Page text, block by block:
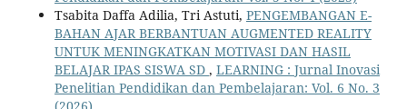
Tsabita Daffa Adilia, Tri Astuti, PENGEMBANGAN E-
BAHAN AJAR BERBANTUAN AUGMENTED REALITY
UNTUK MENINGKATKAN MOTIVASI DAN HASIL
BELAJAR IPAS SISWA SD , LEARNING : Jurnal Inovasi
Penelitian Pendidikan dan Pembelajaran: Vol. 6 No. 3